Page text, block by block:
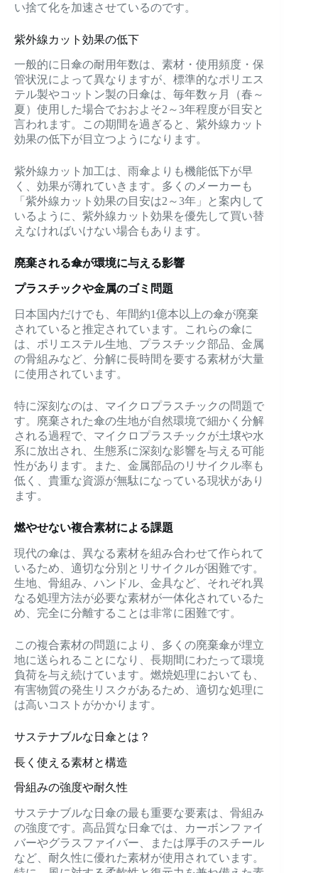
い捨て化を加速させているのです。
紫外線カット効果の低下
一般的に日傘の耐用年数は、素材・使用頻度・保
管状況によって異なりますが、標準的なポリエス
テル製やコットン製の日傘は、毎年数ヶ月（春～
夏）使用した場合でおおよそ2～3年程度が目安と
言われます。この期間を過ぎると、紫外線カット
効果の低下が目立つようになります。
紫外線カット加工は、雨傘よりも機能低下が早
く、効果が薄れていきます。多くのメーカーも
「紫外線カット効果の目安は2～3年」と案内して
いるように、紫外線カット効果を優先して買い替
えなければいけない場合もあります。
廃棄される傘が環境に与える影響
プラスチックや金属のゴミ問題
日本国内だけでも、年間約1億本以上の傘が廃棄
されていると推定されています。これらの傘に
は、ポリエステル生地、プラスチック部品、金属
の骨組みなど、分解に長時間を要する素材が大量
に使用されています。
特に深刻なのは、マイクロプラスチックの問題で
す。廃棄された傘の生地が自然環境で細かく分解
される過程で、マイクロプラスチックが土壌や水
系に放出され、生態系に深刻な影響を与える可能
性があります。また、金属部品のリサイクル率も
低く、貴重な資源が無駄になっている現状があり
ます。
燃やせない複合素材による課題
現代の傘は、異なる素材を組み合わせて作られて
いるため、適切な分別とリサイクルが困難です。
生地、骨組み、ハンドル、金具など、それぞれ異
なる処理方法が必要な素材が一体化されているた
め、完全に分離することは非常に困難です。
この複合素材の問題により、多くの廃棄傘が埋立
地に送られることになり、長期間にわたって環境
負荷を与え続けています。燃焼処理においても、
有害物質の発生リスクがあるため、適切な処理に
は高いコストがかかります。
サステナブルな日傘とは？
長く使える素材と構造
骨組みの強度や耐久性
サステナブルな日傘の最も重要な要素は、骨組み
の強度です。高品質な日傘では、カーボンファイ
バーやグラスファイバー、または厚手のスチール
など、耐久性に優れた素材が使用されています。